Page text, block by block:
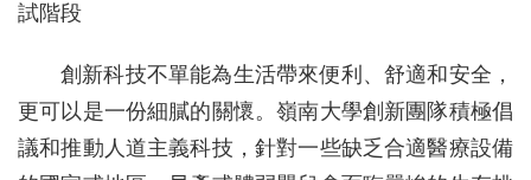
試階段
創新科技不單能為生活帶來便利、舒適和安全，
更可以是一份細膩的關懷。嶺南大學創新團隊積極倡
議和推動人道主義科技，針對一些缺乏合適醫療設備